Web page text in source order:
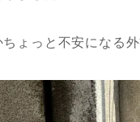
ょっと不安になる